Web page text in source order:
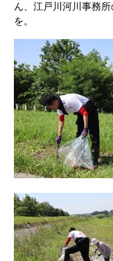
ん、江戸川河川事務
を。